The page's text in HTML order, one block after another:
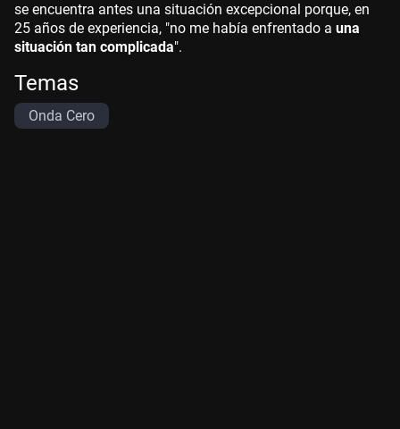
se encuentra antes una situación excepcional porque, en
25 años de experiencia, "no me había enfrentado a una
situación tan complicada".
Temas
Onda Cero